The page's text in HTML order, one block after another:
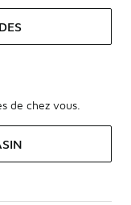
de chez vous.